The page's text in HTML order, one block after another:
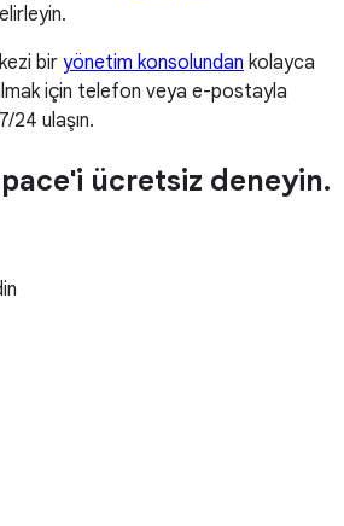
bir yönetim konsolundan kolayca
almak için telefon veya e-postayla
24 ulaşın.
ücretsiz deneyin.